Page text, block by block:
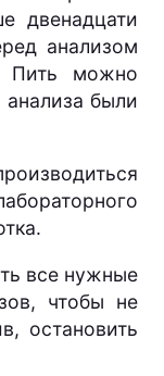
двенадцати
анализом
Пить можно
анализа были
все нужные
чтобы не
остановить